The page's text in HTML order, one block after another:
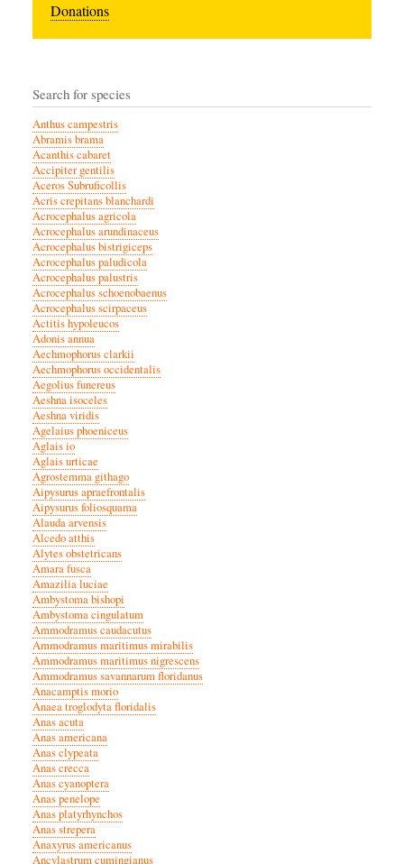
Donations
Search for species
Anthus campestris
Abramis brama
Acanthis cabaret
Accipiter gentilis
Aceros Subruficollis
Acris crepitans blanchardi
Acrocephalus agricola
Acrocephalus arundinaceus
Acrocephalus bistrigiceps
Acrocephalus paludicola
Acrocephalus palustris
Acrocephalus schoenobaenus
Acrocephalus scirpaceus
Actitis hypoleucos
Adonis annua
Aechmophorus clarkii
Aechmophorus occidentalis
Aegolius funereus
Aeshna isoceles
Aeshna viridis
Agelaius phoeniceus
Aglais io
Aglais urticae
Agrostemma githago
Aipysurus apraefrontalis
Aipysurus foliosquama
Alauda arvensis
Alcedo atthis
Alytes obstetricans
Amara fusca
Amazilia luciae
Ambystoma bishopi
Ambystoma cingulatum
Ammodramus caudacutus
Ammodramus maritimus mirabilis
Ammodramus maritimus nigrescens
Ammodramus savannarum floridanus
Anacamptis morio
Anaea troglodyta floridalis
Anas acuta
Anas americana
Anas clypeata
Anas crecca
Anas cyanoptera
Anas penelope
Anas platyrhynchos
Anas strepera
Anaxyrus americanus
Ancylastrum cumingianus